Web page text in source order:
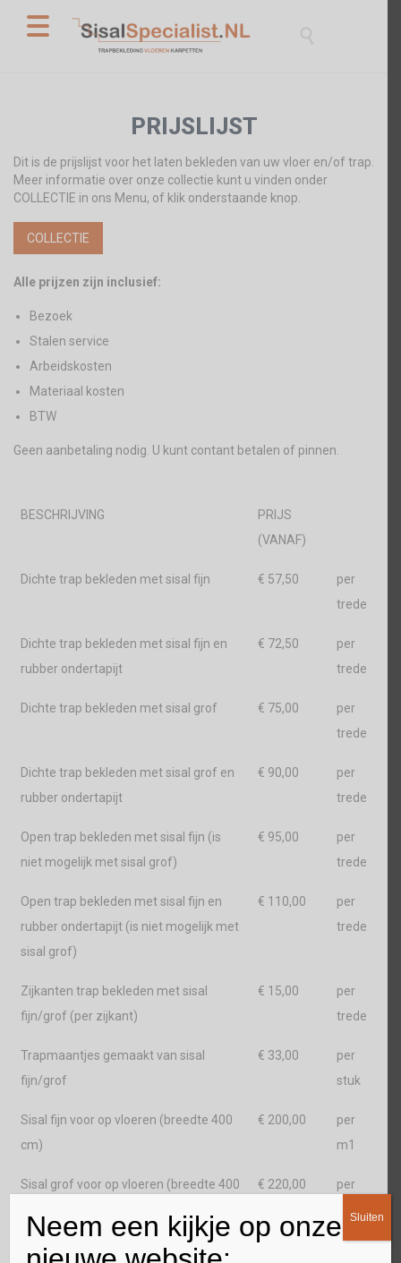
PRIJSLIJST
Dit is de prijslijst voor het laten bekleden van uw vloer en/of trap.
Meer informatie over onze collectie kunt u vinden onder
COLLECTIE in ons Menu, of klik onderstaande knop.
COLLECTIE
Alle prijzen zijn inclusief:
Bezoek
Stalen service
Arbeidskosten
Materiaal kosten
BTW
Geen aanbetaling nodig. U kunt contant betalen of pinnen.
BESCHRIJVING
PRIJS
(VANAF)
Dichte trap bekleden met sisal fijn € 57,50
per
trede
Dichte trap bekleden met sisal fijn en
rubber ondertapijt
€ 72,50
per
trede
Dichte trap bekleden met sisal grof € 75,00
per
trede
Dichte trap bekleden met sisal grof en
rubber ondertapijt
€ 90,00
per
trede
Open trap bekleden met sisal fijn (is
niet mogelijk met sisal grof)
€ 95,00
per
trede
Open trap bekleden met sisal fijn en
rubber ondertapijt (is niet mogelijk met
sisal grof)
€ 110,00
per
trede
Zijkanten trap bekleden met sisal
fijn/grof (per zijkant)
€ 15,00
per
trede
Trapmaantjes gemaakt van sisal
fijn/grof
€ 33,00
per
stuk
Sisal fijn voor op vloeren (breedte 400
cm)
€ 200,00
per
m1
Sisal grof voor op vloeren (breedte 400
€ 220,00
per
m1
Ondervloer
Neem een kijkje op onze
Sluiten